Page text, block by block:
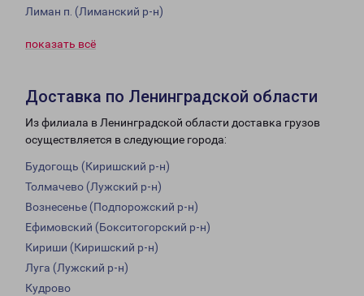
Лиман п. (Лиманский р-н)
показать всё
Доставка по Ленинградской области
Из филиала в Ленинградской области доставка грузов
осуществляется в следующие города:
Будогощь (Киришский р-н)
Толмачево (Лужский р-н)
Вознесенье (Подпорожский р-н)
Ефимовский (Бокситогорский р-н)
Кириши (Киришский р-н)
Луга (Лужский р-н)
Кудрово